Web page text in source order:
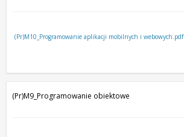
(Pr)M10_Programowanie aplikacji mobilnych i webowych.pdf
(Pr)M9_Programowanie obiektowe